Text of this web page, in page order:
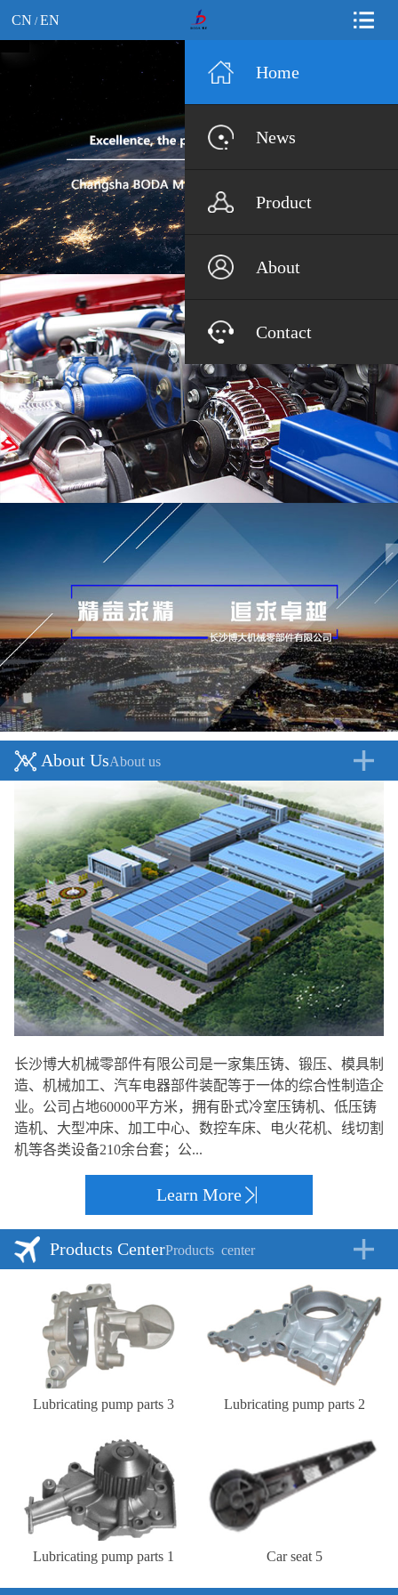
CN / EN
Home
News
Product
About
Contact
About UsAbout us
长沙博大机械零部件有限公司是一家集压铸、锻压、模具制
造、机械加工、汽车电器部件装配等于一体的综合性制造企
业。公司占地60000平方米，拥有卧式冷室压铸机、低压铸
造机、大型冲床、加工中心、数控车床、电火花机、线切割
机等各类设备210余台套；公...
Learn More
Products CenterProducts center
Lubricating pump parts 3 Lubricating pump parts 2
Lubricating pump parts 1 Car seat 5